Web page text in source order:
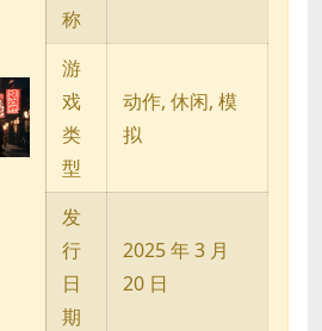
称
游
戏
类
型
动作, 休闲, 模
拟
发
行
日
期
2025 年 3 月
20 日